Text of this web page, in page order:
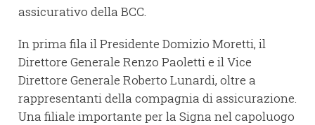
assicurativo della BCC.
In prima fila il Presidente Domizio Moretti, il
Direttore Generale Renzo Paoletti e il Vice
Direttore Generale Roberto Lunardi, oltre a
rappresentanti della compagnia di assicurazione.
Una filiale importante per la Signa nel capoluogo